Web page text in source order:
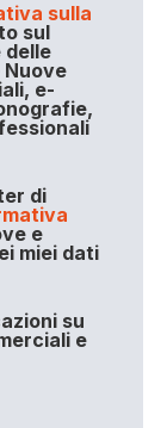
sulla
sul
Nuove
e-
di
e
miei dati
su
e